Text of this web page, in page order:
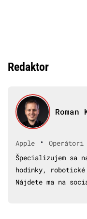
Redaktor
Roman
Apple • Operátori
Špecializujem sa
hodinky,
Nájdete ma na